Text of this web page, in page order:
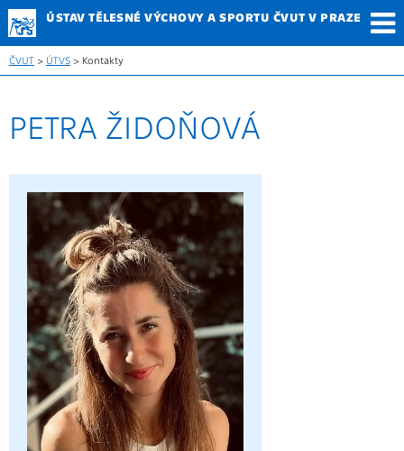
ÚSTAV TĚLESNÉ VÝCHOVY A SPORTU ČVUT V PRAZE
ČVUT > ÚTVS > Kontakty
PETRA ŽIDOŇOVÁ